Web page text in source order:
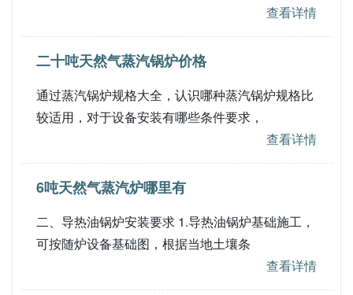
查看详情
二十吨天然气蒸汽锅炉价格
通过蒸汽锅炉规格大全，认识哪种蒸汽锅炉规格比
较适用，对于设备安装有哪些条件要求，
查看详情
6吨天然气蒸汽炉哪里有
二、导热油锅炉安装要求 1.导热油锅炉基础施工，
可按随炉设备基础图，根据当地土壤条
查看详情